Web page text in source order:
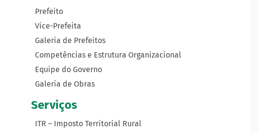
Prefeito
Vice-Prefeita
Galeria de Prefeitos
Competências e Estrutura Organizacional
Equipe do Governo
Galeria de Obras
Serviços
ITR – Imposto Territorial Rural